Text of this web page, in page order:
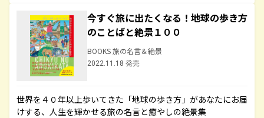
今すぐ旅に出たくなる！地球の歩き方
のことばと絶景１００
BOOKS 旅の名言＆絶景
2022.11.18 発売
世界を４０年以上歩いてきた「地球の歩き方」があなたにお届
けする、人生を輝かせる旅の名言と癒やしの絶景集